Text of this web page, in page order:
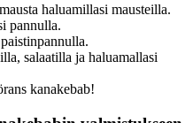
haluamillasi mausteilla.
pannulla.
salaatilla ja haluamallasi
kanakebab!